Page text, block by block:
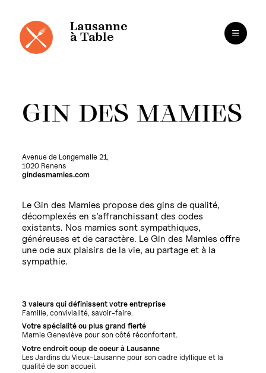
contenu
Lausanne
à Table
GIN DES MAMIES
Avenue de Longemalle 21,
1020 Renens
gindesmamies.com
Le Gin des Mamies propose des gins de qualité,
décomplexés en s’affranchissant des codes
existants. Nos mamies sont sympathiques,
généreuses et de caractère. Le Gin des Mamies offre
une ode aux plaisirs de la vie, au partage et à la
sympathie.
3 valeurs qui définissent votre entreprise
Famille, convivialité, savoir-faire.
Votre spécialité ou plus grand fierté
Mamie Geneviève pour son côté réconfortant.
Votre endroit coup de coeur à Lausanne
Les Jardins du Vieux-Lausanne pour son cadre idyllique et la
qualité de son accueil.